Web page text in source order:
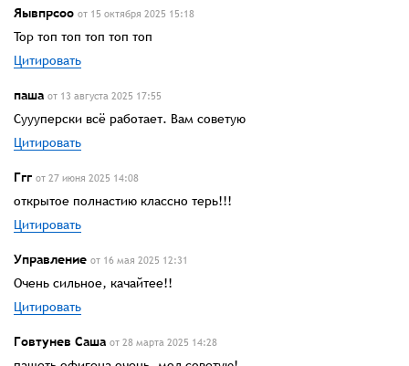
Яывпрсоо от 15 октября 2025 15:18
Top топ топ топ топ топ
Цитировать
паша от 13 августа 2025 17:55
Суууперски всë работает. Вам советую
Цитировать
Ггг от 27 июня 2025 14:08
открытое полнастию классно терь!!!
Цитировать
Управление от 16 мая 2025 12:31
Очень сильное, качайтее!!
Цитировать
Говтунев Саша от 28 марта 2025 14:28